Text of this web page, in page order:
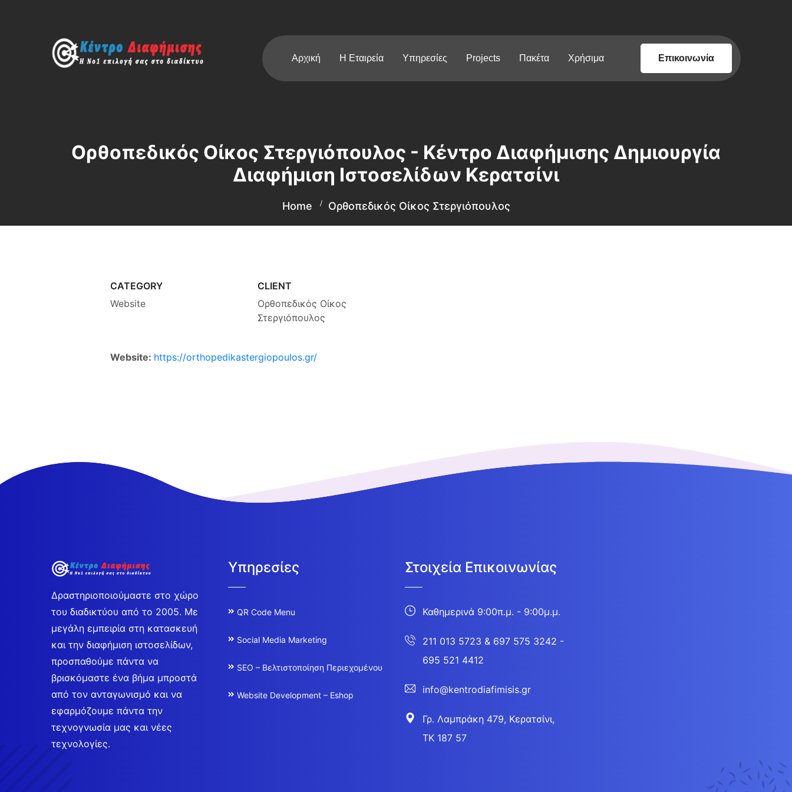
Αρχική Η Εταιρεία Υπηρεσίες Projects Πακέτα Χρήσιμα Επικοινωνία
Ορθοπεδικός Οίκος Στεργιόπουλος - Κέντρο Διαφήμισης Δημιουργία
Διαφήμιση Ιστοσελίδων Κερατσίνι
Home Ορθοπεδικός Οίκος Στεργιόπουλος
CATEGORY
Website
CLIENT
Ορθοπεδικός Οίκος
Στεργιόπουλος
Website: https://orthopedikastergiopoulos.gr/
Δραστηριοποιούμαστε στο χώρο
του διαδικτύου από το 2005. Με
μεγάλη εμπειρία στη κατασκευή
και την διαφήμιση ιστοσελίδων,
προσπαθούμε πάντα να
βρισκόμαστε ένα βήμα μπροστά
από τον ανταγωνισμό και να
εφαρμόζουμε πάντα την
τεχνογνωσία μας και νέες
τεχνολογίες.
Υπηρεσίες
QR Code Menu
Social Media Marketing
SEO – Βελτιστοποίηση Περιεχομένου
Website Development – Eshop
Στοιχεία Επικοινωνίας
Καθημερινά 9:00π.μ. - 9:00μ.μ.
211 013 5723 & 697 575 3242 -
695 521 4412
info@kentrodiafimisis.gr
Γρ. Λαμπράκη 479, Κερατσίνι,
ΤΚ 187 57